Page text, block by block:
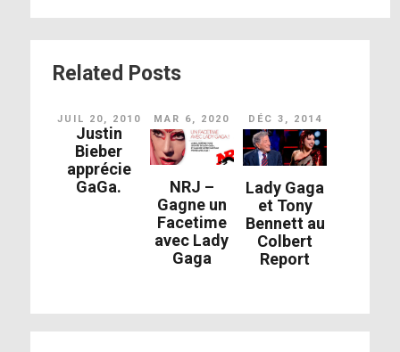
Related Posts
JUIL 20, 2010
Justin
Bieber
apprécie
GaGa.
MAR 6, 2020
NRJ –
Gagne un
Facetime
avec Lady
Gaga
DÉC 3, 2014
Lady Gaga
et Tony
Bennett au
Colbert
Report